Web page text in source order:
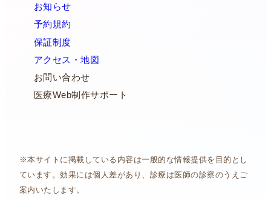
お知らせ
予約規約
保証制度
アクセス・地図
お問い合わせ
医療Web制作サポート
※本サイトに掲載している内容は一般的な情報提供を目的とし
ています。効果には個人差があり、診療は医師の診察のうえご
案内いたします。